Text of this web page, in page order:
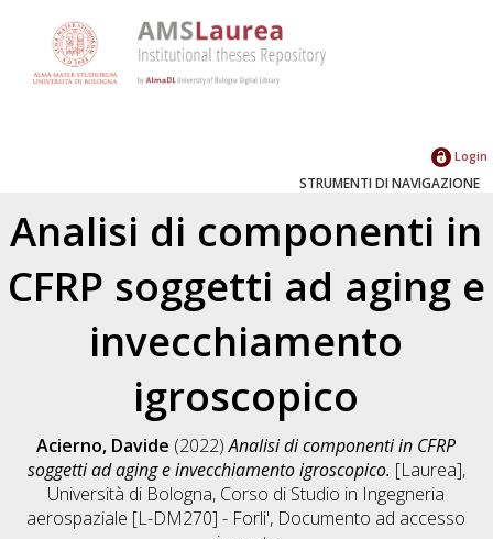
Login
STRUMENTI DI NAVIGAZIONE
Analisi di componenti in
CFRP soggetti ad aging e
invecchiamento
igroscopico
Acierno, Davide (2022)Analisi di componenti in CFRP
soggetti ad aging e invecchiamento igroscopico. [Laurea],
Università di Bologna, Corso di Studio in Ingegneria
aerospaziale [L-DM270] - Forli', Documento ad accesso